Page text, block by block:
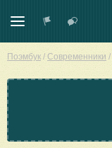
Поэмбук / Современники /